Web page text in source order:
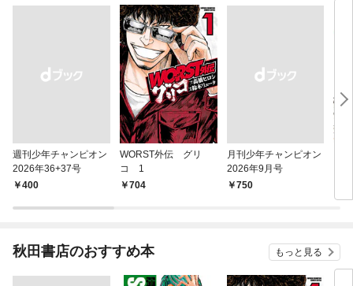
週刊少年チャンピオン
2026年36+37号
￥400
WORST外伝 グリ
コ 1
704
月刊少年チャンピオン
2026年9月号
￥750
試
秋田書店のおすすめ本 もっと見る